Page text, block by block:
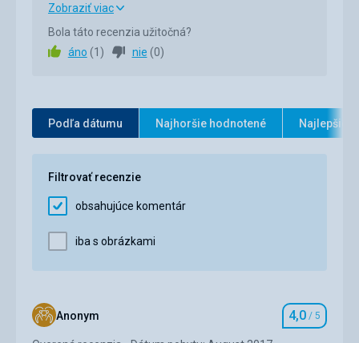
spokojenost
Strava
Služby 5,0/ 5
Zobraziť viac
Bola táto recenzia užitočná?
áno (1 ) nie (0)
Podľa dátumu Najhoršie hodnotené Najlepšie
Filtrovať recenzie
obsahujúce komentár
iba s obrázkami
Anonym Hodnotenie
4,0 / 5